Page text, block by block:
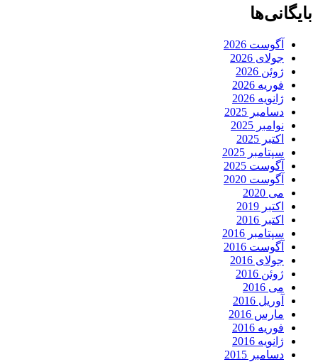
بایگانی‌ها
آگوست 2026
جولای 2026
ژوئن 2026
فوریه 2026
ژانویه 2026
دسامبر 2025
نوامبر 2025
اکتبر 2025
سپتامبر 2025
آگوست 2025
آگوست 2020
می 2020
اکتبر 2019
اکتبر 2016
سپتامبر 2016
آگوست 2016
جولای 2016
ژوئن 2016
می 2016
آوریل 2016
مارس 2016
فوریه 2016
ژانویه 2016
دسامبر 2015